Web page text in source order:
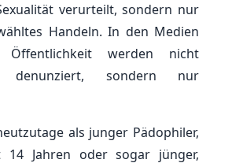
verurteilt, sondern nur
Handeln. In den Medien
werden nicht
denunziert, sondern nur
als junger Pädophiler,
Jahren oder sogar jünger,